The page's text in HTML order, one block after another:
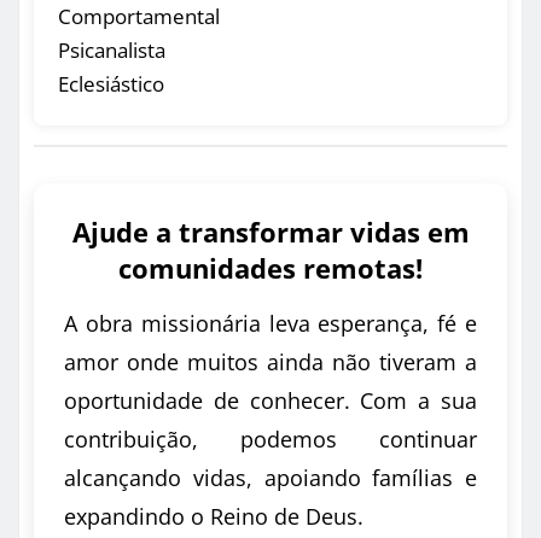
Comportamental
Psicanalista
Eclesiástico
Ajude a transformar vidas em
comunidades remotas!
A obra missionária leva esperança, fé e
amor onde muitos ainda não tiveram a
oportunidade de conhecer. Com a sua
contribuição, podemos continuar
alcançando vidas, apoiando famílias e
expandindo o Reino de Deus.